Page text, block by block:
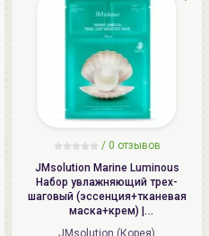
/ 0 отзывов
JMsolution Marine Luminous
Набор увлажняющий трех-
шаговый (эссенция+тканевая
маска+крем) |
1.5мл+27мл+1.5мл | Marine